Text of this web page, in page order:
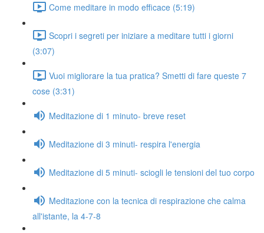
Come meditare in modo efficace (5:19)
Scopri i segreti per iniziare a meditare tutti i giorni
(3:07)
Vuoi migliorare la tua pratica? Smetti di fare queste 7
cose (3:31)
Meditazione di 1 minuto- breve reset
Meditazione di 3 minuti- respira l'energia
Meditazione di 5 minuti- sciogli le tensioni del tuo corpo
Meditazione con la tecnica di respirazione che calma
all'istante, la 4-7-8